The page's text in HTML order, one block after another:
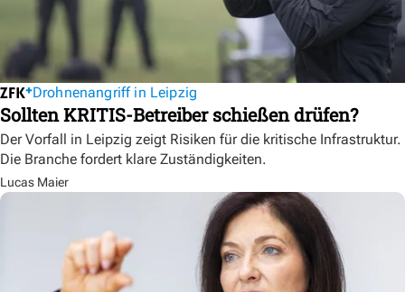
Drohnenangriff in Leipzig
Sollten KRITIS-Betreiber schießen drüfen?
Der Vorfall in Leipzig zeigt Risiken für die kritische Infrastruktur.
Die Branche fordert klare Zuständigkeiten.
Lucas Maier